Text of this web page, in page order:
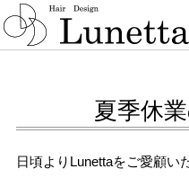
夏季休
日頃よりLunettaをご愛顧い